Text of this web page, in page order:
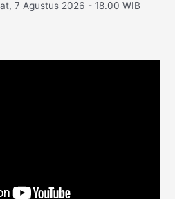
7 Agustus 2026 - 18.00 WIB